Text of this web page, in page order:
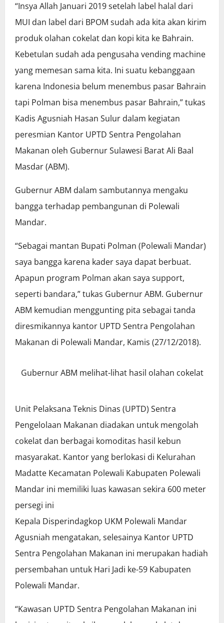
“Insya Allah Januari 2019 setelah label halal dari
MUI dan label dari BPOM sudah ada kita akan kirim
produk olahan cokelat dan kopi kita ke Bahrain.
Kebetulan sudah ada pengusaha vending machine
yang memesan sama kita. Ini suatu kebanggaan
karena Indonesia belum menembus pasar Bahrain
tapi Polman bisa menembus pasar Bahrain,” tukas
Kadis Agusniah Hasan Sulur dalam kegiatan
peresmian Kantor UPTD Sentra Pengolahan
Makanan oleh Gubernur Sulawesi Barat Ali Baal
Masdar (ABM).
Gubernur ABM dalam sambutannya mengaku
bangga terhadap pembangunan di Polewali
Mandar.
“Sebagai mantan Bupati Polman (Polewali Mandar)
saya bangga karena kader saya dapat berbuat.
Apapun program Polman akan saya support,
seperti bandara,” tukas Gubernur ABM. Gubernur
ABM kemudian menggunting pita sebagai tanda
diresmikannya kantor UPTD Sentra Pengolahan
Makanan di Polewali Mandar, Kamis (27/12/2018).
Gubernur ABM melihat-lihat hasil olahan cokelat
Unit Pelaksana Teknis Dinas (UPTD) Sentra
Pengelolaan Makanan diadakan untuk mengolah
cokelat dan berbagai komoditas hasil kebun
masyarakat. Kantor yang berlokasi di Kelurahan
Madatte Kecamatan Polewali Kabupaten Polewali
Mandar ini memiliki luas kawasan sekira 600 meter
persegi ini
Kepala Disperindagkop UKM Polewali Mandar
Agusniah mengatakan, selesainya Kantor UPTD
Sentra Pengolahan Makanan ini merupakan hadiah
persembahan untuk Hari Jadi ke-59 Kabupaten
Polewali Mandar.
“Kawasan UPTD Sentra Pengolahan Makanan ini